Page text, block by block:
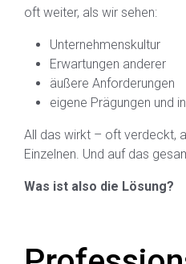
oft weiter, als wir sehen:
Unternehmenskultur
Erwartungen anderer
äußere Anforderungen
eigene Prägungen und
All das wirkt – oft verdeckt,
Einzelnen. Und auf das
Was ist also die Lösung?